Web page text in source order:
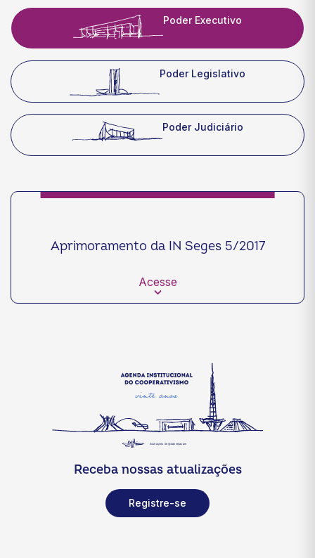
Poder Executivo
Poder Legislativo
Poder Judiciário
Aprimoramento da IN Seges 5/2017
Acesse
Receba nossas atualizações
Registre-se